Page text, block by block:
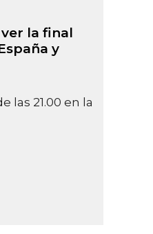
la final
y
las 21.00 en la